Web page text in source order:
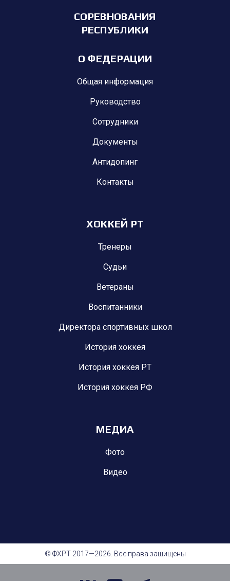
СОРЕВНОВАНИЯ
РЕСПУБЛИКИ
О ФЕДЕРАЦИИ
Общая информация
Руководство
Сотрудники
Документы
Антидопинг
Контакты
ХОККЕЙ РТ
Тренеры
Судьи
Ветераны
Воспитанники
Директора спортивных школ
История хоккея
История хоккея РТ
История хоккея РФ
МЕДИА
Фото
Видео
© ФХРТ 2017—2026. Все права защищены